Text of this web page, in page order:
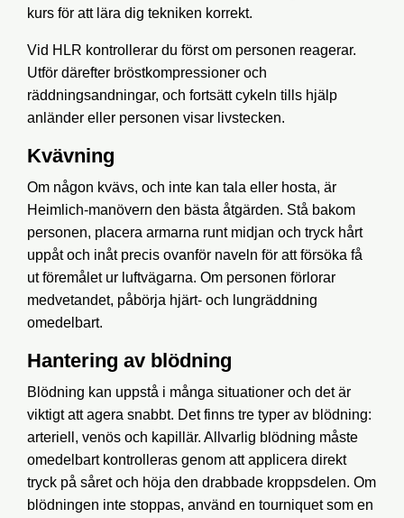
kurs för att lära dig tekniken korrekt.
Vid HLR kontrollerar du först om personen reagerar.
Utför därefter bröstkompressioner och
räddningsandningar, och fortsätt cykeln tills hjälp
anländer eller personen visar livstecken.
Kvävning
Om någon kvävs, och inte kan tala eller hosta, är
Heimlich-manövern den bästa åtgärden. Stå bakom
personen, placera armarna runt midjan och tryck hårt
uppåt och inåt precis ovanför naveln för att försöka få
ut föremålet ur luftvägarna. Om personen förlorar
medvetandet, påbörja hjärt- och lungräddning
omedelbart.
Hantering av blödning
Blödning kan uppstå i många situationer och det är
viktigt att agera snabbt. Det finns tre typer av blödning:
arteriell, venös och kapillär. Allvarlig blödning måste
omedelbart kontrolleras genom att applicera direkt
tryck på såret och höja den drabbade kroppsdelen. Om
blödningen inte stoppas, använd en tourniquet som en